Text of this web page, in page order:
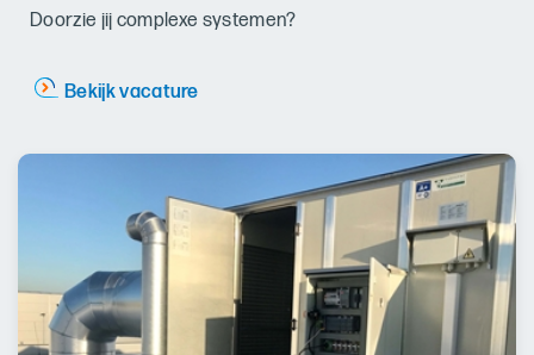
Doorzie jij complexe systemen?
Bekijk vacature